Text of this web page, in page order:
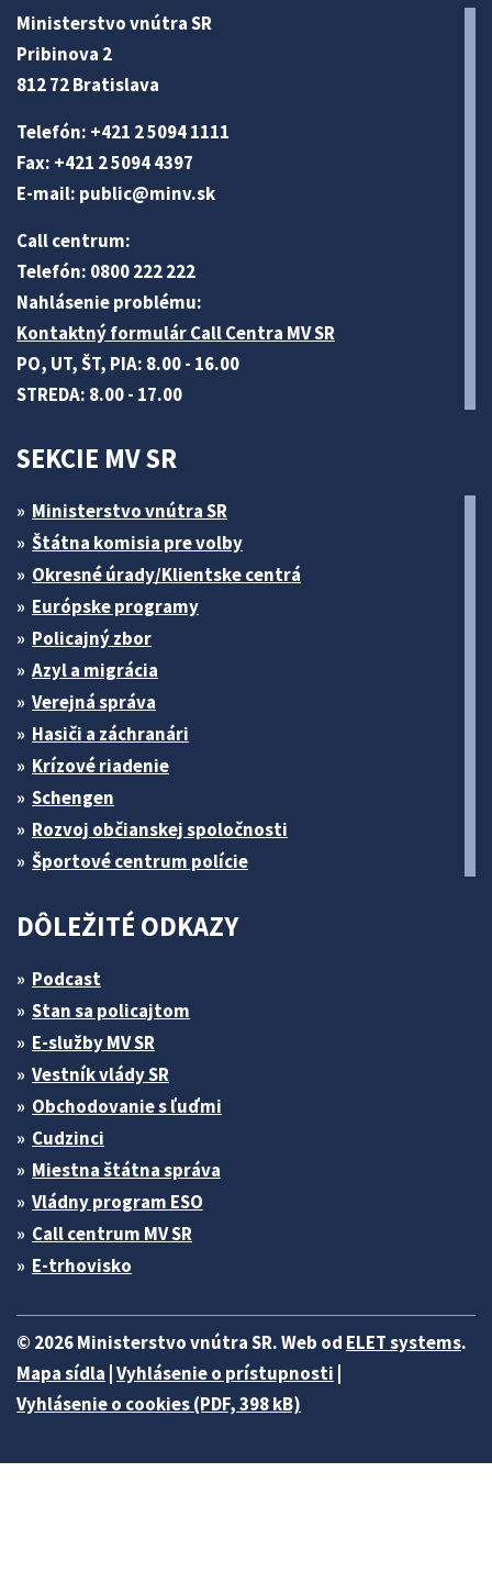
Ministerstvo vnútra SR
Pribinova 2
812 72 Bratislava
Telefón: +421 2 5094 1111
Fax: +421 2 5094 4397
E-mail: public@minv.sk
Call centrum:
Telefón: 0800 222 222
Nahlásenie problému:
Kontaktný formulár Call Centra MV SR
PO, UT, ŠT, PIA: 8.00 - 16.00
STREDA: 8.00 - 17.00
SEKCIE MV SR
Ministerstvo vnútra SR
Štátna komisia pre volby
Okresné úrady/Klientske centrá
Európske programy
Policajný zbor
Azyl a migrácia
Verejná správa
Hasiči a záchranári
Krízové riadenie
Schengen
Rozvoj občianskej spoločnosti
Športové centrum polície
DÔLEŽITÉ ODKAZY
Podcast
Stan sa policajtom
E-služby MV SR
Vestník vlády SR
Obchodovanie s ľuďmi
Cudzinci
Miestna štátna správa
Vládny program ESO
Call centrum MV SR
E-trhovisko
© 2026 Ministerstvo vnútra SR. Web od ELET systems.
Mapa sídla Vyhlásenie o prístupnosti
Vyhlásenie o cookies (PDF, 398 kB)